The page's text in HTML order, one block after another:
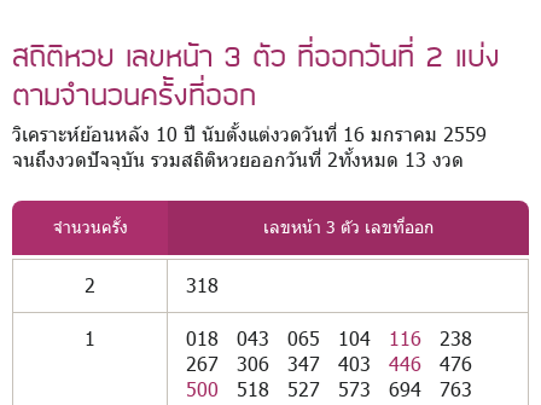
สถิติหวย เลขหน้า 3 ตัว ที่ออกวันที่ 2 แบ่ง
ตามจำนวนครั้งที่ออก
วิเคราะห์ย้อนหลัง 10 ปี นับตั้งแต่งวดวันที่ 16 มกราคม 2559
จนถึงงวดปัจจุบัน รวมสถิติหวยออกวันที่ 2ทั้งหมด 13 งวด
จำนวนครั้ง เลขหน้า 3 ตัว เลขที่ออก
2 318
1 018 043 065 104 116
238
267
306 347 403 446
476
500
518 527 573 694
763